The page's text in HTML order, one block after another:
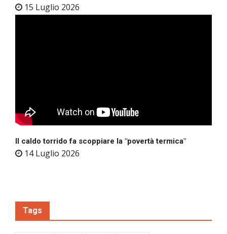
15 Luglio 2026
Il caldo torrido fa scoppiare la "povertà termica"
14 Luglio 2026
Tags